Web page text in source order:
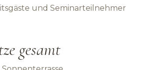
und Seminarteilnehmer
gesamt